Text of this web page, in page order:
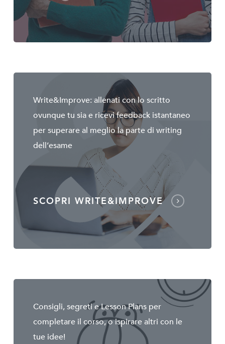
Write&Improve: allenati con lo scritto
ovunque tu sia e ricevi feedback istantaneo
per superare al meglio la parte di writing
dell’esame
SCOPRI WRITE&IMPROVE
Consigli, segreti e Lesson Plans per
completare il corso, o ispirare altri con le
tue idee!